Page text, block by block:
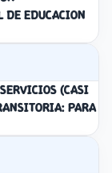
EDUCACION
(CASI
PARA